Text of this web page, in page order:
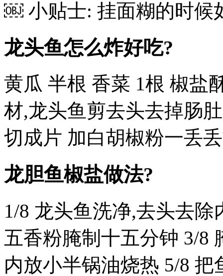
￼ 小贴士: 挂面糊的时候
龙头鱼怎么炸好吃?
黄瓜 半根 香菜 1根 椒盐
材,龙头鱼剪去头去掉肠
切成片 加白胡椒粉一丢
龙胆鱼椒盐做法?
1/8 龙头鱼洗净,去头去
五香粉腌制十五分钟 3/8
内放小半锅油烧热 5/8